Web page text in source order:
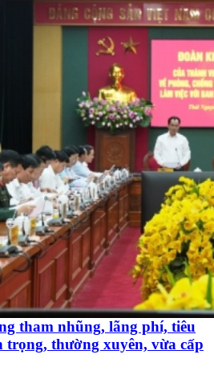
tham nhũng, lãng phí, tiêu
trọng, thường xuyên, vừa cấp